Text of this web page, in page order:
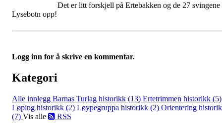
Det er litt forskjell på Ertebakken og de 27 svingene
Lysebotn opp!
Logg inn for å skrive en kommentar.
Kategori
Alle innlegg Barnas Turlag historikk (13) Ertetrimmen historikk (5)
Løping historikk (2) Løypegruppa historikk (2) Orientering
(7) Vis alle RSS